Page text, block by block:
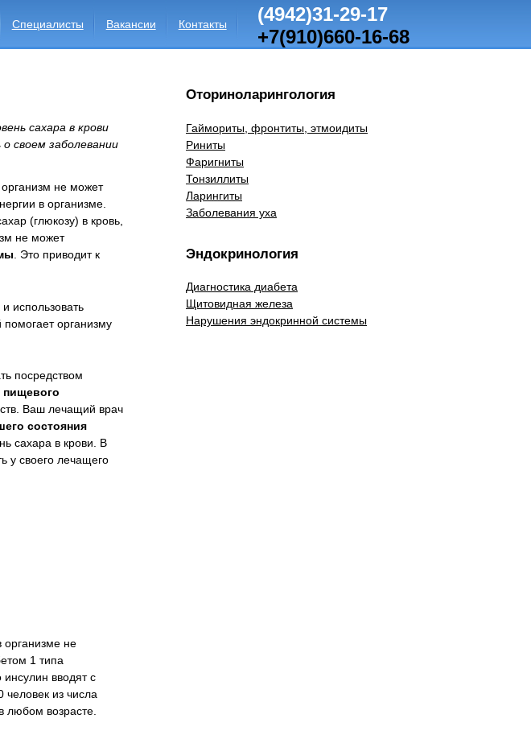
сахара в крови
своем заболевании
не может
в организме.
(глюкозу) в кровь,
не может
. Это приводит к
использовать
организму
посредством
Ваш лечащий врач
состояния
сахара в крови. В
у своего лечащего
организме не
1 типа
вводят с
из числа
любом возрасте.
Оториноларингология
Гаймориты, фронтиты, этмоидиты
Риниты
Фаригниты
Тонзиллиты
Ларингиты
Заболевания уха
Эндокринология
Диагностика диабета
Щитовидная железа
Нарушения эндокринной системы
Специалисты Вакансии Контакты
(4942)31-29-17
+7(910)660-16-68